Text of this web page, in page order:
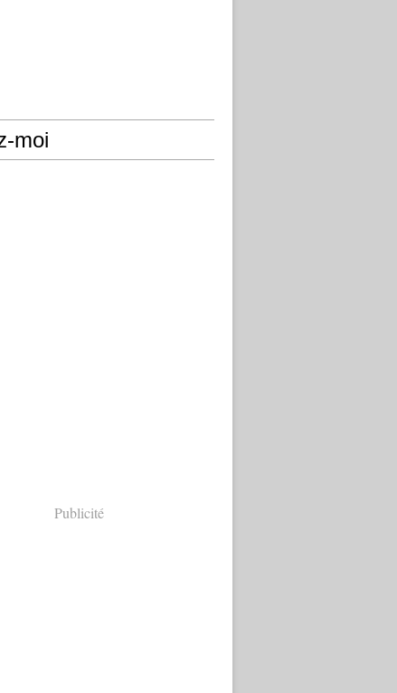
moi
Publicité